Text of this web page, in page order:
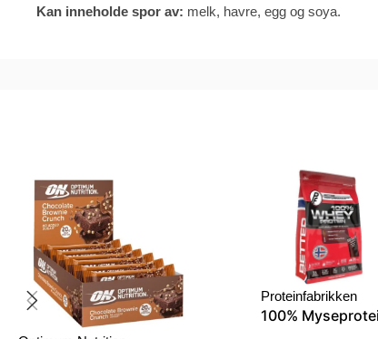
Kan inneholde spor av: melk, havre, egg og soya.
Proteinfabrikken
100%